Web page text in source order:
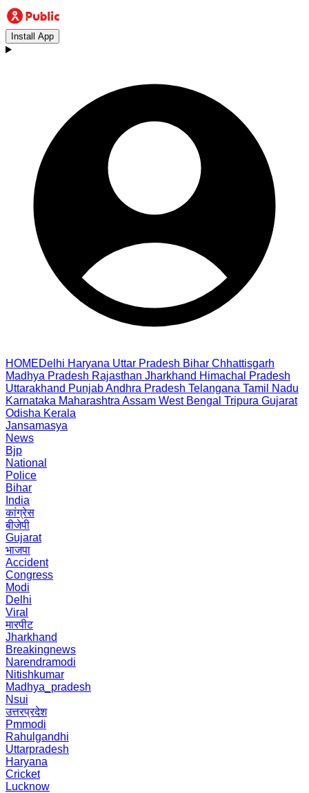
Install App
HOMEDelhi Haryana Uttar Pradesh Bihar Chhattisgarh
Madhya Pradesh Rajasthan Jharkhand Himachal Pradesh
Uttarakhand PunjabAndhra Pradesh Telangana Tamil Nadu
Karnataka Maharashtra Assam West Bengal Tripura Gujarat
Odisha Kerala
Jansamasya
News
Bjp
National
Police
Bihar
India
कांग्रेस
बीजेपी
Gujarat
भाजपा
Accident
Congress
Modi
Delhi
Viral
मारपीट
Jharkhand
Breakingnews
Narendramodi
Nitishkumar
Madhya_pradesh
Nsui
उत्तरप्रदेश
Pmmodi
Rahulgandhi
Uttarpradesh
Haryana
Cricket
Lucknow